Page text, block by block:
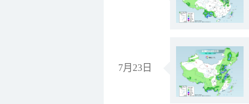
7月23日